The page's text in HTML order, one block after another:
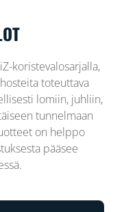
koristevalosarjalla,
toteuttava
lomiin, juhliin,
tunnelmaan
on helppo
pääsee